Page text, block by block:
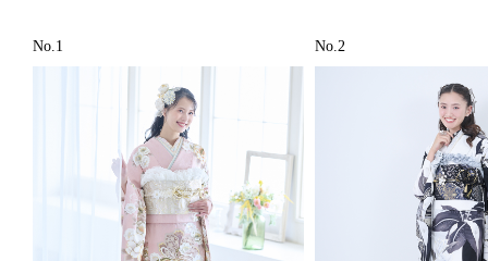
No.1 No.2